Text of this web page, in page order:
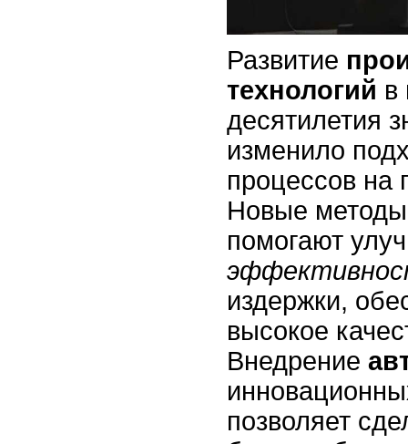
Развитие
технологий в
десятилетия
изменило
процессов на
Новые
помогают
издержки,
высокое
Внедрение
позволяет